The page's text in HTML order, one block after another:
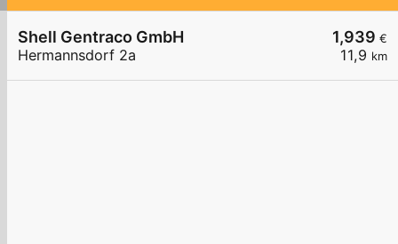
1,939 €
11,9 km
Shell Gentraco GmbH
Hermannsdorf 2a